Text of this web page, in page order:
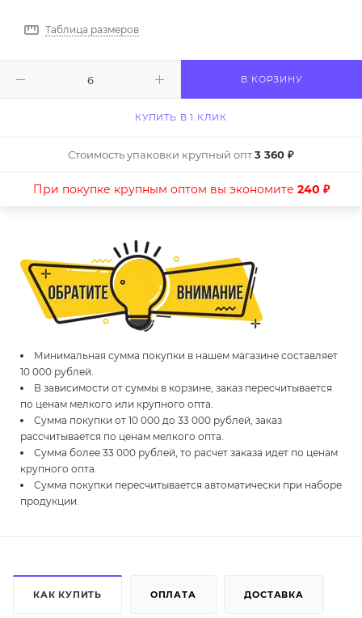
Таблица размеров
В КОРЗИНУ
КУПИТЬ В 1 КЛИК
Стоимость упаковки крупный опт3 360 ₽
При покупке крупным оптом вы экономите 240 ₽
Минимальная сумма покупки в нашем магазине составляет
10 000 рублей.
В зависимости от суммы в корзине, заказ пересчитывается
по ценам мелкого или крупного опта.
Сумма покупки от 10 000 до 33 000 рублей, заказ
рассчитывается по ценам мелкого опта.
Сумма более 33 000 рублей, то расчет заказа идет по ценам
крупного опта.
Сумма покупки пересчитывается автоматически при наборе
продукции.
КАК КУПИТЬ ОПЛАТА ДОСТАВКА